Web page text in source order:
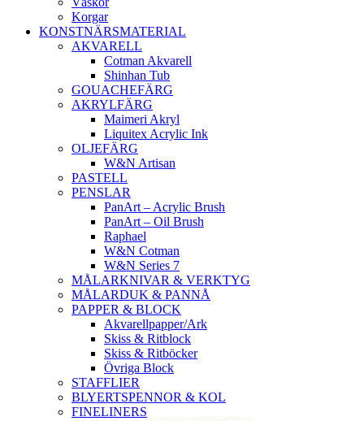
Korgar
KONSTNÄRSMATERIAL
AKVARELL
Cotman Akvarell
Shinhan Tub
GOUACHEFÄRG
AKRYLFÄRG
Maimeri Akryl
Liquitex Acrylic Ink
OLJEFÄRG
W&N Artisan
PASTELL
PENSLAR
PanArt – Acrylic Brush
PanArt – Oil Brush
Raphael
W&N Cotman
W&N Series 7
MÅLARKNIVAR & VERKTYG
MÅLARDUK & PANNÅ
PAPPER & BLOCK
Akvarellpapper/Ark
Skiss & Ritblock
Skiss & Ritböcker
Övriga Block
STAFFLIER
BLYERTSPENNOR & KOL
FINELINERS